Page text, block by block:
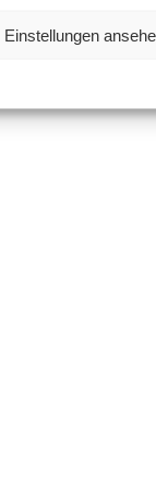
Einstellungen